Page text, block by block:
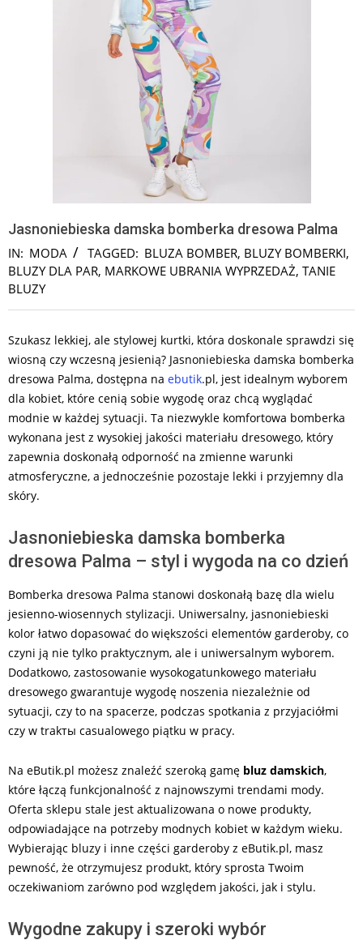
Jasnoniebieska damska bomberka dresowa Palma
IN: MODA TAGGED: BLUZA BOMBER, BLUZY BOMBERKI,
BLUZY DLA PAR, MARKOWE UBRANIA WYPRZEDAŻ, TANIE
BLUZY
Szukasz lekkiej, ale stylowej kurtki, która doskonale sprawdzi się
wiosną czy wczesną jesienią? Jasnoniebieska damska bomberka
dresowa Palma, dostępna na ebutik.pl, jest idealnym wyborem
dla kobiet, które cenią sobie wygodę oraz chcą wyglądać
modnie w każdej sytuacji. Ta niezwykle komfortowa bomberka
wykonana jest z wysokiej jakości materiału dresowego, który
zapewnia doskonałą odporność na zmienne warunki
atmosferyczne, a jednocześnie pozostaje lekki i przyjemny dla
skóry.
Jasnoniebieska damska bomberka
dresowa Palma – styl i wygoda na co dzień
Bomberka dresowa Palma stanowi doskonałą bazę dla wielu
jesienno-wiosennych stylizacji. Uniwersalny, jasnoniebieski
kolor łatwo dopasować do większości elementów garderoby, co
czyni ją nie tylko praktycznym, ale i uniwersalnym wyborem.
Dodatkowo, zastosowanie wysokogatunkowego materiału
dresowego gwarantuje wygodę noszenia niezależnie od
sytuacji, czy to na spacerze, podczas spotkania z przyjaciółmi
czy w trakты casualowego piątku w pracy.
Na eButik.pl możesz znaleźć szeroką gamę bluz damskich,
które łączą funkcjonalność z najnowszymi trendami mody.
Oferta sklepu stale jest aktualizowana o nowe produkty,
odpowiadające na potrzeby modnych kobiet w każdym wieku.
Wybierając bluzy i inne części garderoby z eButik.pl, masz
pewność, że otrzymujesz produkt, który sprosta Twoim
oczekiwaniom zarówno pod względem jakości, jak i stylu.
Wygodne zakupy i szeroki wybór